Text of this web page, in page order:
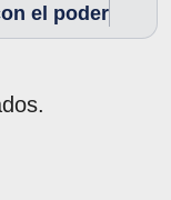
el poder